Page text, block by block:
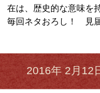
田松之丞、13
鯉八、15日20